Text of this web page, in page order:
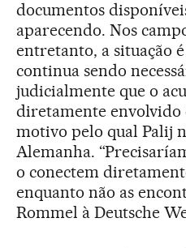
documentos
aparecendo. Nos
entretanto, a situação
continua sendo
judicialmente que o
diretamente envolvido
motivo pelo qual Palij
Alemanha.
o conectem
enquanto não as
Rommel à Deutsche